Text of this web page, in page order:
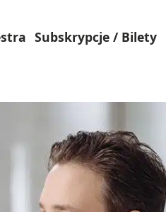
Subskrypcje / Bilety